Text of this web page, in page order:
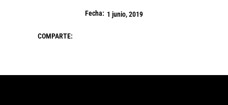
Fecha: 1 junio, 2019
COMPARTE: